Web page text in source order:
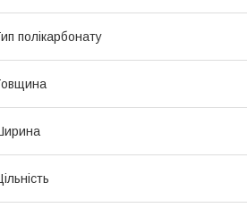
полікарбонату